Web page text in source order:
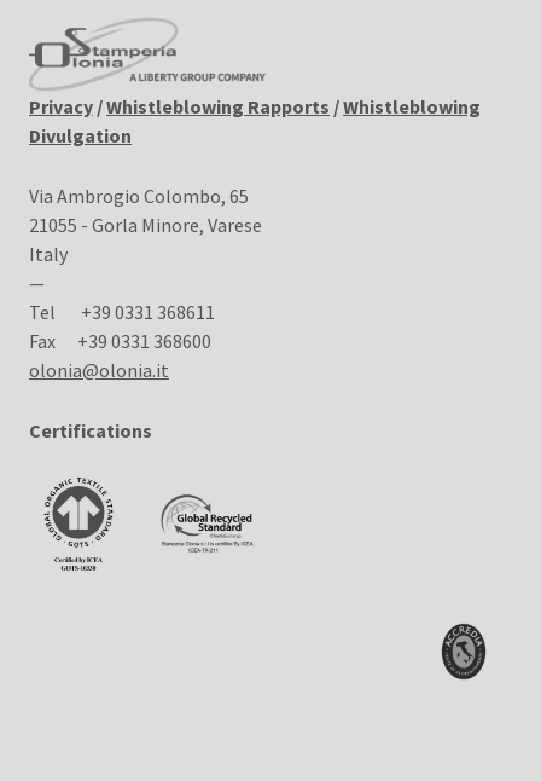
Privacy /Whistleblowing Rapports /Whistleblowing
Divulgation
Via Ambrogio Colombo, 65
21055 - Gorla Minore, Varese
Italy
—
Tel
+39 0331 368611
Fax +39 0331 368600
olonia@olonia.it
Certifications